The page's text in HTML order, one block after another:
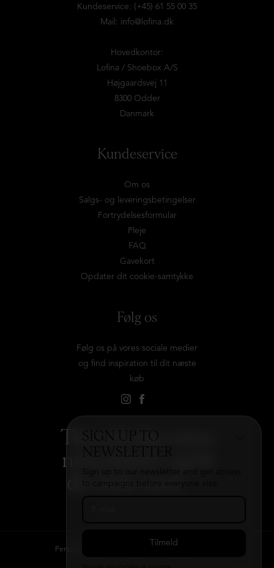
SIGN UP TO
Kundeservice: (+45) 61 55 00 35
Mail: info@lofina.dk
Hovedkontor:
Lofina / Shoebox A/S
Højgaardsvej 11
8300 Odder
Danmark
Kundeservice
Om os
Salgs- og leveringsbetingelser
Fortrydelsesformular
Pleje
FAQ
Gavekort
Opdater dit cookie-samtykke
Følg os
Følg os på vores sociale medier
og find inspiration til dit næste
køb
Tilmeld dig vores
nyhedsbrev og få
Persondatapolitik